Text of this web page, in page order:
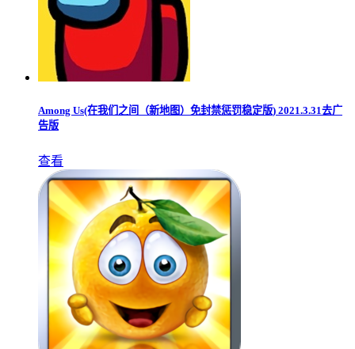
Among Us(在我们之间（新地图）免封禁惩罚稳定版) 2021.3.31去广
告版
查看